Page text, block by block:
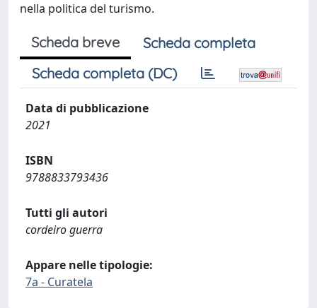
nella politica del turismo.
Scheda breve
Scheda completa
Scheda completa (DC)
Data di pubblicazione
2021
ISBN
9788833793436
Tutti gli autori
cordeiro guerra
Appare nelle tipologie:
7a - Curatela